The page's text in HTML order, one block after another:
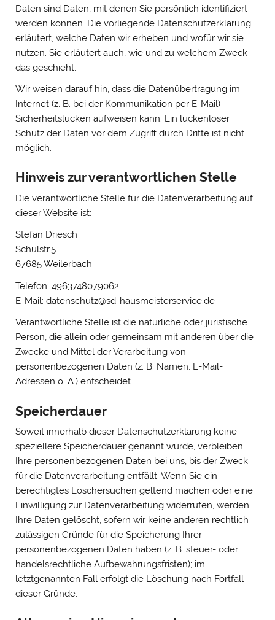
Daten sind Daten, mit denen Sie persönlich identifiziert
werden können. Die vorliegende Datenschutzerklärung
erläutert, welche Daten wir erheben und wofür wir sie
nutzen. Sie erläutert auch, wie und zu welchem Zweck
das geschieht.
Wir weisen darauf hin, dass die Datenübertragung im
Internet (z. B. bei der Kommunikation per E-Mail)
Sicherheitslücken aufweisen kann. Ein lückenloser
Schutz der Daten vor dem Zugriff durch Dritte ist nicht
möglich.
Hinweis zur verantwortlichen Stelle
Die verantwortliche Stelle für die Datenverarbeitung auf
dieser Website ist:
Stefan Driesch
Schulstr.5
67685 Weilerbach
Telefon: 4963748079062
E-Mail: datenschutz@sd-hausmeisterservice.de
Verantwortliche Stelle ist die natürliche oder juristische
Person, die allein oder gemeinsam mit anderen über die
Zwecke und Mittel der Verarbeitung von
personenbezogenen Daten (z. B. Namen, E-Mail-
Adressen o. Ä.) entscheidet.
Speicherdauer
Soweit innerhalb dieser Datenschutzerklärung keine
speziellere Speicherdauer genannt wurde, verbleiben
Ihre personenbezogenen Daten bei uns, bis der Zweck
für die Datenverarbeitung entfällt. Wenn Sie ein
berechtigtes Löschersuchen geltend machen oder eine
Einwilligung zur Datenverarbeitung widerrufen, werden
Ihre Daten gelöscht, sofern wir keine anderen rechtlich
zulässigen Gründe für die Speicherung Ihrer
personenbezogenen Daten haben (z. B. steuer- oder
handelsrechtliche Aufbewahrungsfristen); im
letztgenannten Fall erfolgt die Löschung nach Fortfall
dieser Gründe.